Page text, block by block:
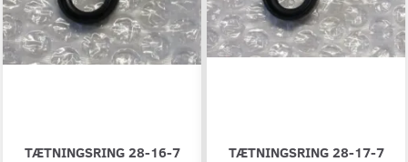
TÆTNINGSRING 28-16-7 TÆTNINGSRING 28-17-7